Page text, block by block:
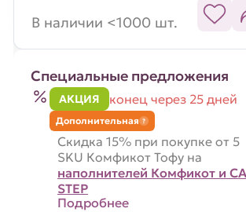
В наличии <1000 шт.
Специальные предложения
АКЦИЯ конец через 25 дней
Дополнительная ?
Скидка 15% при покупке от 5
SKU Комфикот Тофу на
наполнителей Комфикот и
STEP
Подробнее